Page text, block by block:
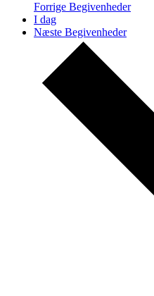
Forrige Begivenheder
I dag
Næste Begivenheder